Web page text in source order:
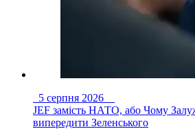
5 серпня 2026
JEF замість НАТО, або Чому
випередити Зеленського